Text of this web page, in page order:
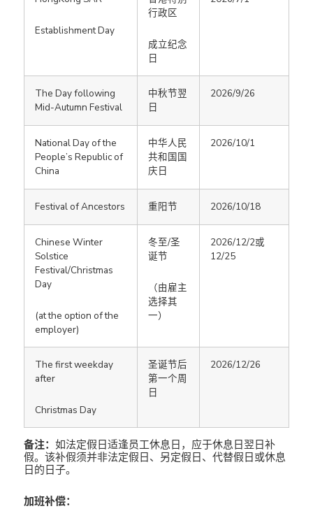
Establishment Day
行政区
成立纪念
日
The Day following
Mid-Autumn Festival
中秋节翌
日
2026/9/26
National Day of the
People’s Republic of
China
中华人民
共和国国
庆日
2026/10/1
Festival of Ancestors 重阳节 2026/10/18
Chinese Winter
Solstice
Festival/Christmas
Day
(at the option of the
employer)
冬至/圣
诞节
（由雇主
选择其
一）
2026/12/2或
12/25
The first weekday
after
Christmas Day
圣诞节后
第一个周
日
2026/12/26
备注： 如法定假日适逢员工休息日，应于休息日翌日补
假。该补假须并非法定假日、另定假日、代替假日或休息
日的日子。
加班补偿：